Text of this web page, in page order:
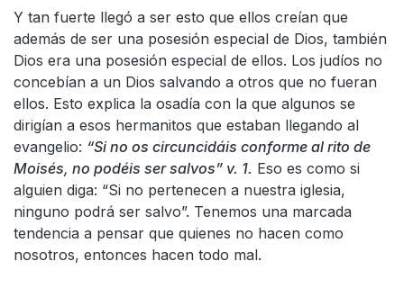
Y tan fuerte llegó a ser esto que ellos creían que
además de ser una posesión especial de Dios, también
Dios era una posesión especial de ellos. Los judíos no
concebían a un Dios salvando a otros que no fueran
ellos. Esto explica la osadía con la que algunos se
dirigían a esos hermanitos que estaban llegando al
evangelio: “Si no os circuncidáis conforme al rito de
Moisés, no podéis ser salvos” v. 1. Eso es como si
alguien diga: “Si no pertenecen a nuestra iglesia,
ninguno podrá ser salvo”. Tenemos una marcada
tendencia a pensar que quienes no hacen como
nosotros, entonces hacen todo mal.